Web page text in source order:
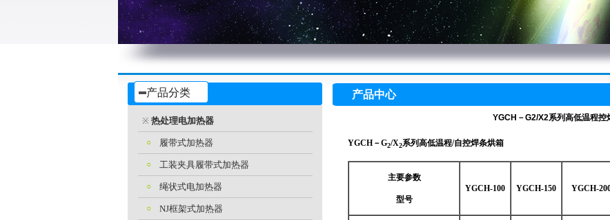
产品分类
※ 热处理电加热器
○ 履带式加热器
○ 工装夹具履带式加热器
○ 绳状式电加热器
○ NJ框架式加热器
产品中心
YGCH－G2/X2系列高低温程控
YGCH－G2/X2系列高低温程/自控焊条烘箱
主要参数
型号
YGCH-100 YGCH-150 YGCH-